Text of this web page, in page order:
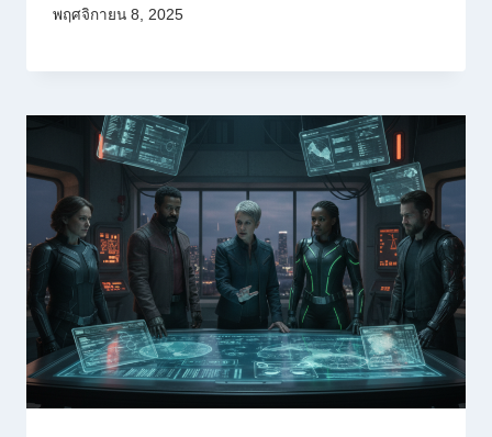
พฤศจิกายน 8, 2025